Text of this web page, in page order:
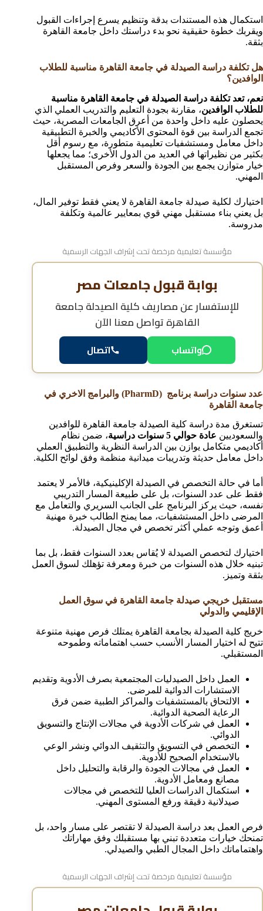
استكمال هذه المستندات بدقة وتنظيم يسرع إجراءات القبول
ويقربك خطوة حقيقية نحو بدء دراستك داخل جامعة القاهرة
بثقة.
هل تكلفة دراسة الصيدلة في جامعة القاهرة مناسبة للطلاب
الوافدين؟
نعم، تعد تكلفة دراسة الصيدلة في جامعة القاهرة مناسبة
للطلاب الوافدين، مقارنة بجودة التعليم والتدريب العملي الذي
يحصلون عليه داخل واحدة من أعرق الجامعات المصرية، حيث
تجمع الدراسة بين قوة المحتوى الأكاديمي والخبرة التطبيقية
داخل معامل ومستشفيات تعليمية متطورة، مع رسوم أقل
بكثير من نظيراتها في العديد من الدول الأخرى؛ مما يجعلها
خيار متوازن يجمع بين الجودة والسعر وفرص المستقبل
المهني.
اختيارك لكلية صيدلة جامعة القاهرة لا يعني فقط توفير المال،
بل يعني بناء مستقبل مهني قوي بمعايير عالمية وتكلفة
مدروسة.
مؤسسة تعليمية مرخصة تحت إشراف الجهات الرسمية
بوابة قبول جامعات مصر
للإستفسار عنمصاريف كلية الصيدلة جامعة
القاهرةتواصل معنا الآن
واتساب اتصال
عدد سنوات دراسة برنامج (PharmD) والبرامج الاخري في
جامعة القاهرة
تستغرق مدة دراسة كلية الصيدلة جامعة القاهرة للوافدين
والسعوديين عادة حوالي 5 سنوات دراسية
، ضمن نظام
أكاديمي متكامل يوازن بين الدراسة النظرية والتطبيق العملي
داخل معامل حديثة وتدريبات ميدانية منظمة وفق لوائح الكلية.
أما في حالة التخصص في الصيدلة الإكلينيكية، فالأمر لا يعتمد
فقط على عدد السنوات، بل على طبيعة المسار التدريبي
نفسه، حيث يركز البرنامج على الجانب السريري والتعامل مع
المرضى داخل المستشفيات، مما يمنح الطالب خبرة مهنية
أعمق وتوجه عملي أكثر تخصص في مجال الصيدلة.
اختيارك لتخصص الصيدلة لا يُقاس بعدد السنوات فقط، بل بما
تبنيه خلال هذه السنوات من خبرة ومعرفة تؤهلك لسوق العمل
بثقة وتميز.
مستقبل خريجي صيدلة جامعة القاهرة في سوق العمل
الإقليمي والدولي
خريج كلية الصيدلة بجامعة القاهرة يمتلك فرص مهنية متنوعة
تتيح له اختيار المسار الأنسب حسب اهتماماته وطموحه
المستقبلي.
العمل داخل الصيدليات المجتمعية بصرف الأدوية وتقديم
الاستشارات الدوائية للمرضى.
الالتحاق بالمستشفيات والمراكز الطبية ضمن فرق
الرعاية الصحية الدوائية.
العمل في شركات الأدوية في مجالات الإنتاج والتسويق
الدوائي.
التخصص في التسويق والتثقيف الدوائي ونشر الوعي
بالاستخدام الصحيح للأدوية.
العمل في مجالات الجودة والرقابة والتحليل داخل
مصانع ومعامل الأدوية.
استكمال الدراسات العليا للتخصص في مجالات
صيدلانية دقيقة ورفع المستوى المهني.
فرص العمل بعد دراسة الصيدلة لا تقتصر على مسار واحد، بل
تمنحك خيارات متعددة تبني بها مستقبلك وفق مهاراتك
واهتماماتك داخل المجال الطبي والصيدلي.
مؤسسة تعليمية مرخصة تحت إشراف الجهات الرسمية